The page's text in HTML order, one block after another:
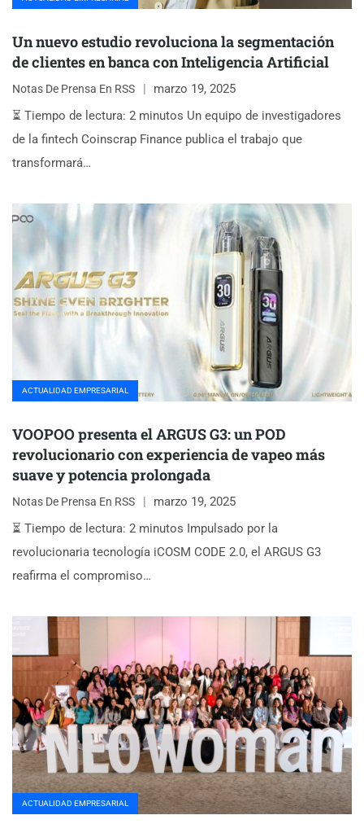
Un nuevo estudio revoluciona la segmentación
de clientes en banca con Inteligencia Artificial
Notas De Prensa En RSS
marzo 19, 2025
⏳ Tiempo de lectura: 2 minutos Un equipo de investigadores
de la fintech Coinscrap Finance publica el trabajo que
transformará…
ACTUALIDAD EMPRESARIAL
VOOPOO presenta el ARGUS G3: un POD
revolucionario con experiencia de vapeo más
suave y potencia prolongada
Notas De Prensa En RSS
marzo 19, 2025
⏳ Tiempo de lectura: 2 minutos Impulsado por la
revolucionaria tecnología iCOSM CODE 2.0, el ARGUS G3
reafirma el compromiso…
ACTUALIDAD EMPRESARIAL